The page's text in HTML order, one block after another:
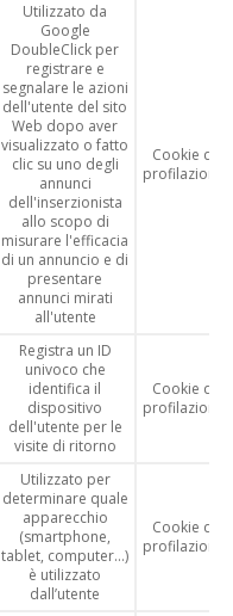
Utilizzato da
Google
DoubleClick per
registrare e
segnalare le azioni
dell'utente del sito
Web dopo aver
visualizzato o fatto
clic su uno degli
annunci
dell'inserzionista
allo scopo di
misurare l'efficacia
di un annuncio e di
presentare
annunci mirati
all'utente
Cookie di
profilazione
Registra un ID
univoco che
identifica il
dispositivo
dell'utente per le
visite di ritorno
Cookie di
profilazione
Utilizzato per
determinare quale
apparecchio
(smartphone,
tablet, computer…)
è utilizzato
dall’utente
Cookie di
profilazione